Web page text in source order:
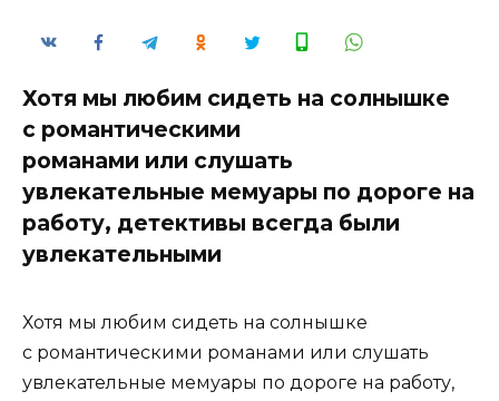
Хотя мы любим сидеть на солнышке
с романтическими
романами или слушать
увлекательные мемуары по дороге на
работу, детективы всегда были
увлекательными
Хотя мы любим сидеть на солнышке
с романтическими романами или слушать
увлекательные мемуары по дороге на работу,